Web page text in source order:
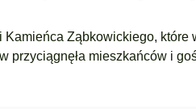
Ząbkowickiego,
przyciągnęła mieszkańców i